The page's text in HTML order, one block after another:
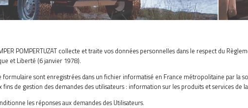
POMPERTUZAT collecte et traite vos données personnelles dans le respect du
et Liberté (6 janvier 1978).
sont enregistrées dans un fichier informatisé en France métropolitaine par la
fins de gestion des demandes des utilisateurs : information sur les produits et services de
les réponses aux demandes des Utilisateurs.